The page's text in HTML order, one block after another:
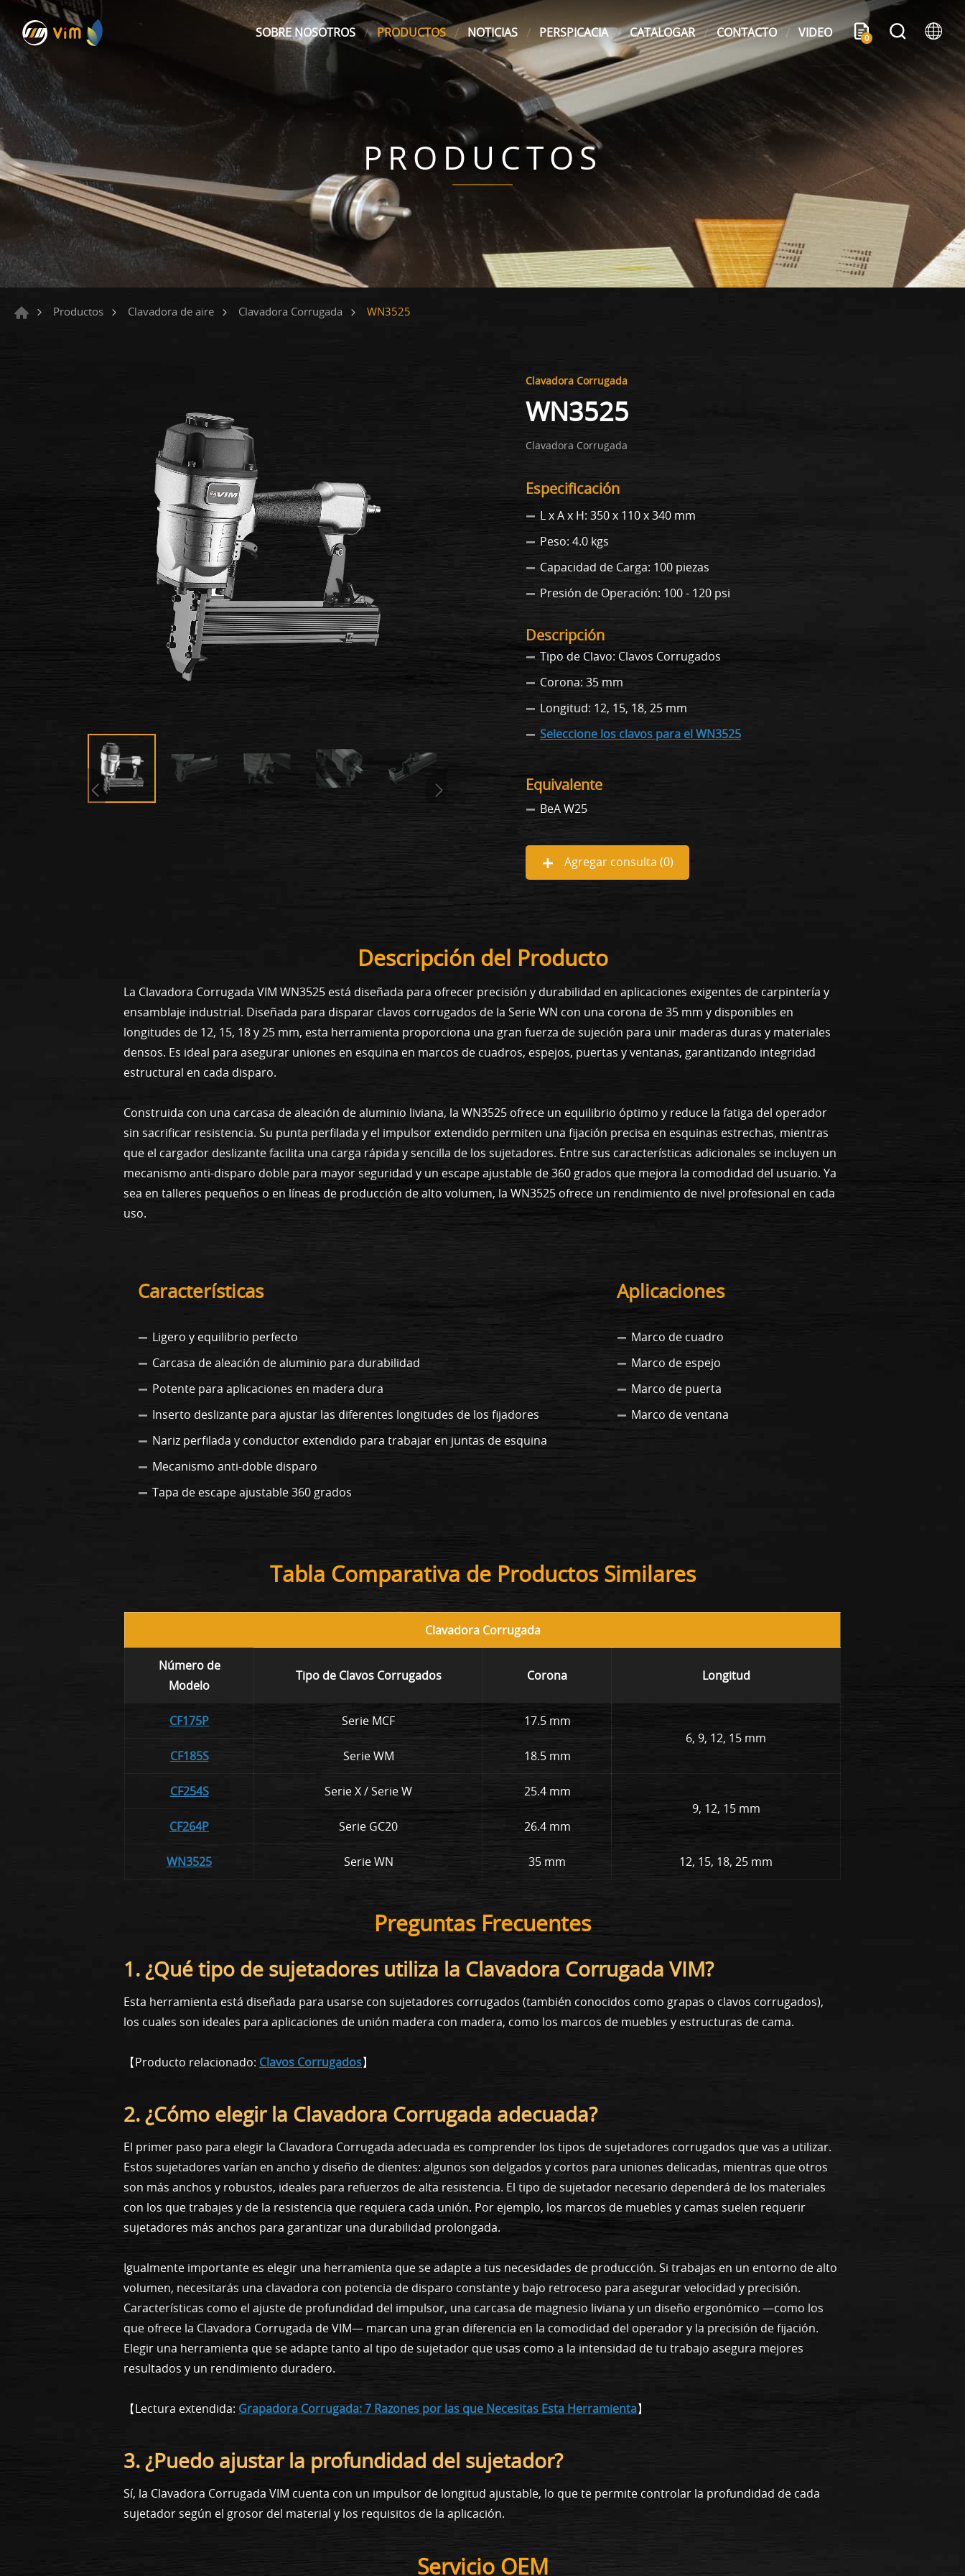
SOBRE NOSOTROS PRODUCTOS NOTICIAS PERSPICACIA CATALOGAR CONTACTO VIDEO 0
PRODUCTOS
Productos Clavadora de aire Clavadora Corrugada WN3525
Clavadora Corrugada
WN3525
Clavadora Corrugada
Especificación
L x A x H: 350 x 110 x 340 mm
Peso: 4.0 kgs
Capacidad de Carga: 100 piezas
Presión de Operación: 100 - 120 psi
Descripción
Tipo de Clavo: Clavos Corrugados
Corona: 35 mm
Longitud: 12, 15, 18, 25 mm
Seleccione los clavos para el WN3525
Equivalente
BeA W25
Agregar consulta (0)
Descripción del Producto
La Clavadora Corrugada VIM WN3525 está diseñada para ofrecer precisión y durabilidad en aplicaciones exigentes de carpintería y
ensamblaje industrial. Diseñada para disparar clavos corrugados de la Serie WN con una corona de 35 mm y disponibles en
longitudes de 12, 15, 18 y 25 mm, esta herramienta proporciona una gran fuerza de sujeción para unir maderas duras y materiales
densos. Es ideal para asegurar uniones en esquina en marcos de cuadros, espejos, puertas y ventanas, garantizando integridad
estructural en cada disparo.
Construida con una carcasa de aleación de aluminio liviana, la WN3525 ofrece un equilibrio óptimo y reduce la fatiga del operador
sin sacrificar resistencia. Su punta perfilada y el impulsor extendido permiten una fijación precisa en esquinas estrechas, mientras
que el cargador deslizante facilita una carga rápida y sencilla de los sujetadores. Entre sus características adicionales se incluyen un
mecanismo anti-disparo doble para mayor seguridad y un escape ajustable de 360 grados que mejora la comodidad del usuario. Ya
sea en talleres pequeños o en líneas de producción de alto volumen, la WN3525 ofrece un rendimiento de nivel profesional en cada
uso.
Aplicaciones
Marco de cuadro
Marco de espejo
Marco de puerta
Marco de ventana
Características
Ligero y equilibrio perfecto
Carcasa de aleación de aluminio para durabilidad
Potente para aplicaciones en madera dura
Inserto deslizante para ajustar las diferentes longitudes de los fijadores
Nariz perfilada y conductor extendido para trabajar en juntas de esquina
Mecanismo anti-doble disparo
Tapa de escape ajustable 360 grados
Tabla Comparativa de Productos Similares
Clavadora Corrugada
Número de
Modelo
Tipo de Clavos Corrugados Corona Longitud
CF175P Serie MCF
17.5 mm
6, 9, 12, 15 mm
CF185S
Serie WM 18.5 mm
CF254S Serie X / Serie W
25.4 mm
9, 12, 15 mm
CF264P
Serie GC20 26.4 mm
WN3525 Serie WN 35 mm 12, 15, 18, 25 mm
Preguntas Frecuentes
1. ¿Qué tipo de sujetadores utiliza la Clavadora Corrugada VIM?
Esta herramienta está diseñada para usarse con sujetadores corrugados (también conocidos como grapas o clavos corrugados),
los cuales son ideales para aplicaciones de unión madera con madera, como los marcos de muebles y estructuras de cama.
【Producto relacionado: Clavos Corrugados】
2. ¿Cómo elegir la Clavadora Corrugada adecuada?
El primer paso para elegir la Clavadora Corrugada adecuada es comprender los tipos de sujetadores corrugados que vas a utilizar.
Estos sujetadores varían en ancho y diseño de dientes: algunos son delgados y cortos para uniones delicadas, mientras que otros
son más anchos y robustos, ideales para refuerzos de alta resistencia. El tipo de sujetador necesario dependerá de los materiales
con los que trabajes y de la resistencia que requiera cada unión. Por ejemplo, los marcos de muebles y camas suelen requerir
sujetadores más anchos para garantizar una durabilidad prolongada.
Igualmente importante es elegir una herramienta que se adapte a tus necesidades de producción. Si trabajas en un entorno de alto
volumen, necesitarás una clavadora con potencia de disparo constante y bajo retroceso para asegurar velocidad y precisión.
Características como el ajuste de profundidad del impulsor, una carcasa de magnesio liviana y un diseño ergonómico —como los
que ofrece la Clavadora Corrugada de VIM— marcan una gran diferencia en la comodidad del operador y la precisión de fijación.
Elegir una herramienta que se adapte tanto al tipo de sujetador que usas como a la intensidad de tu trabajo asegura mejores
resultados y un rendimiento duradero.
【Lectura extendida: Grapadora Corrugada: 7 Razones por las que Necesitas Esta Herramienta】
3. ¿Puedo ajustar la profundidad del sujetador?
Sí, la Clavadora Corrugada VIM cuenta con un impulsor de longitud ajustable, lo que te permite controlar la profundidad de cada
sujetador según el grosor del material y los requisitos de la aplicación.
Servicio OEM